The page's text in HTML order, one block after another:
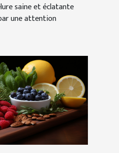
saine et éclatante
une attention